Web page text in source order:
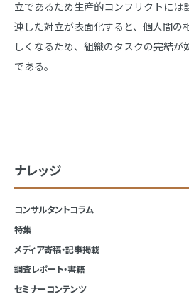
立であるため生産的コンフリクトには
連した対立が表面化すると、個人間の
しくなるため、組織のタスクの完結が
である。
ナレッジ
コンサルタントコラム
特集
メディア寄稿・記事掲載
調査レポート・書籍
セミナーコンテンツ